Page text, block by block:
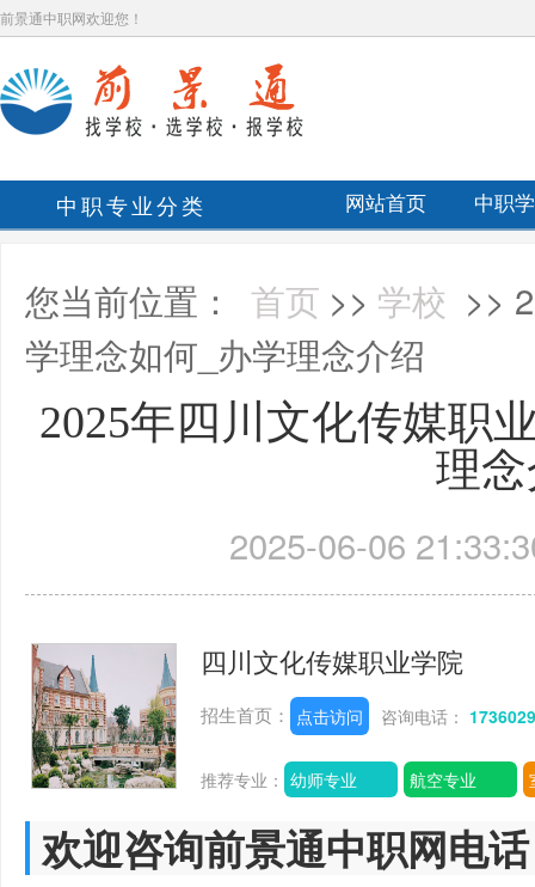
前景通中职网欢迎您！
中职专业分类 网站首页 中职
您当前位置： 首页 >> 学校 >>
学理念如何_办学理念介绍
2025年四川文化传媒职
理
2025-06-06
四川文化传媒职业学院
招生首页： 点击访问 咨询电话：
推荐专业： 幼师专业 航空专业
欢迎咨询前景通中职网电